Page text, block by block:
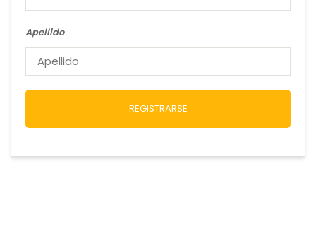
Apellido
REGISTRARSE